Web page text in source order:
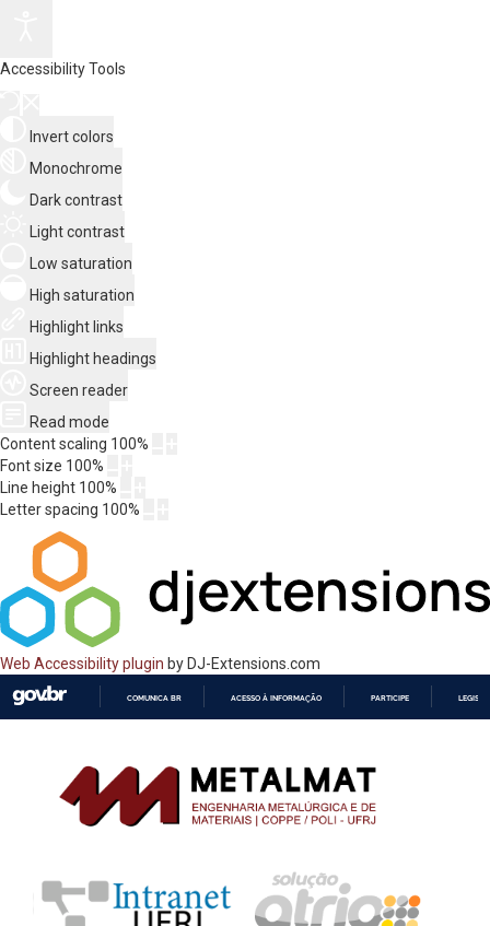
Accessibility Tools
Invert colors
Monochrome
Dark contrast
Light contrast
Low saturation
High saturation
Highlight links
Highlight headings
Screen reader
Read mode
Content scaling 100%
Font size 100%
Line height 100%
Letter spacing 100%
Web Accessibility plugin by DJ-Extensions.com
CONTEÚDO
COMUNICA BR ACESSO À INFORMAÇÃO PARTICIPE